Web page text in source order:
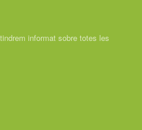
informat sobre totes les